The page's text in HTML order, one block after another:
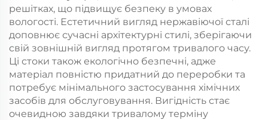
решітках, що підвищує безпеку в умовах
вологості. Естетичний вигляд нержавіючої сталі
доповнює сучасні архітектурні стилі, зберігаючи
свій зовнішній вигляд протягом тривалого часу.
Ці стоки також екологічно безпечні, адже
матеріал повністю придатний до переробки та
потребує мінімального застосування хімічних
засобів для обслуговування. Вигідність стає
очевидною завдяки тривалому терміну